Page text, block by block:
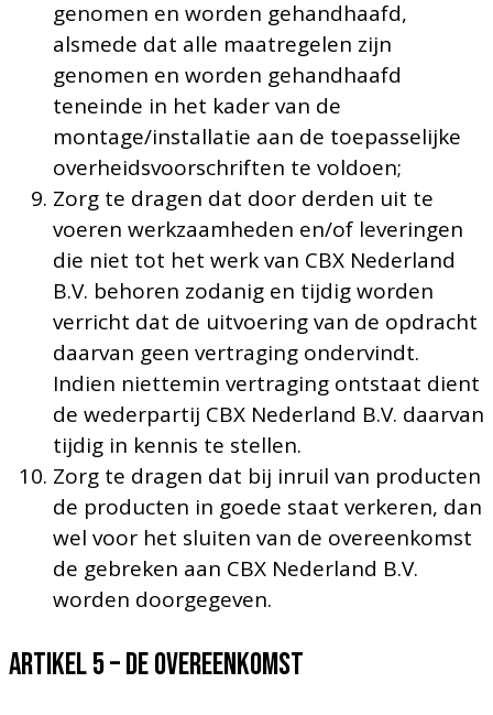
genomen en worden gehandhaafd,
alsmede dat alle maatregelen zijn
genomen en worden gehandhaafd
teneinde in het kader van de
montage/installatie aan de toepasselijke
overheidsvoorschriften te voldoen;
Zorg te dragen dat door derden uit te
voeren werkzaamheden en/of leveringen
die niet tot het werk van CBX Nederland
B.V. behoren zodanig en tijdig worden
verricht dat de uitvoering van de opdracht
daarvan geen vertraging ondervindt.
Indien niettemin vertraging ontstaat dient
de wederpartij CBX Nederland B.V. daarvan
tijdig in kennis te stellen.
Zorg te dragen dat bij inruil van producten
de producten in goede staat verkeren, dan
wel voor het sluiten van de overeenkomst
de gebreken aan CBX Nederland B.V.
worden doorgegeven.
Artikel 5 – DE OVEREENKOMST